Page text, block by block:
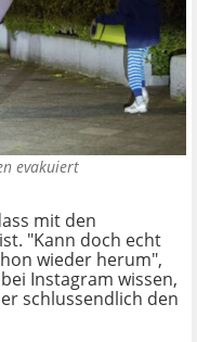
evakuiert
mit den
"Kann doch echt
wieder herum",
Instagram wissen,
schlussendlich den